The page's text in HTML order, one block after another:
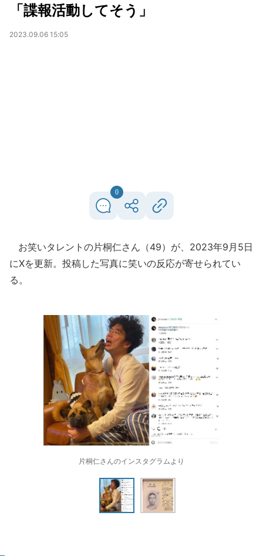
「諜報活動してそう」
2023.09.06 15:05
0
お笑いタレントの片桐仁さん（49）が、2023年9月5日
にXを更新。投稿した写真に笑いの反応が寄せられてい
る。
片桐仁さんのインスタグラムより